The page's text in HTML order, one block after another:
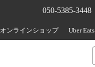
050-5385-3448
オンラインショップ Uber Eats